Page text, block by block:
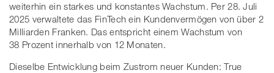
weiterhin ein starkes und konstantes Wachstum. Per 28. Juli
2025 verwaltete das FinTech ein Kundenvermögen von über 2
Milliarden Franken. Das entspricht einem Wachstum von
38 Prozent innerhalb von 12 Monaten.
Dieselbe Entwicklung beim Zustrom neuer Kunden: True